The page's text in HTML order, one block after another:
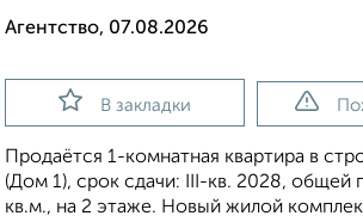
Агентство, 07.08.2026
В закладки
Продаётся 1-комнатная квартира в
(Дом 1), срок сдачи: III-кв. 2028, общей
кв.м., на 2 этаже. Новый жилой